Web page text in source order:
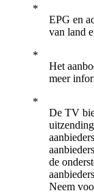
EPG en
van land
Het
meer
De TV
de
Neem